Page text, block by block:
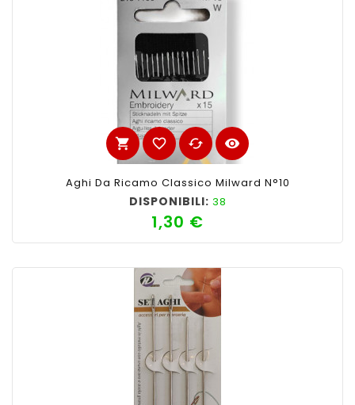
shopping_cart favorite_border cached visibility
Aghi Da Ricamo Classico Milward N°10
DISPONIBILI: 38
1,30 €